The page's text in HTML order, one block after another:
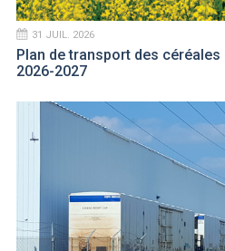
31 JUIL. 2026
Plan de transport des céréales
2026-2027